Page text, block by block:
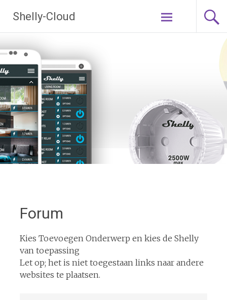
naar
de
Shelly-Cloud
Forum
Kies Toevoegen Onderwerp en kies de Shelly
van toepassing
Let op; het is niet toegestaan links naar andere
websites te plaatsen.